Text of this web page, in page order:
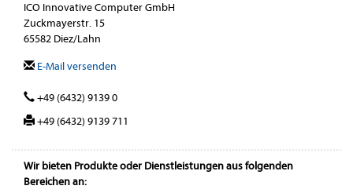
ICO Innovative Computer GmbH
Zuckmayerstr. 15
65582 Diez/Lahn
E-Mail versenden
+49 (6432) 9139 0
+49 (6432) 9139 711
Wir bieten Produkte oder Dienstleistungen aus folgenden
Bereichen an: